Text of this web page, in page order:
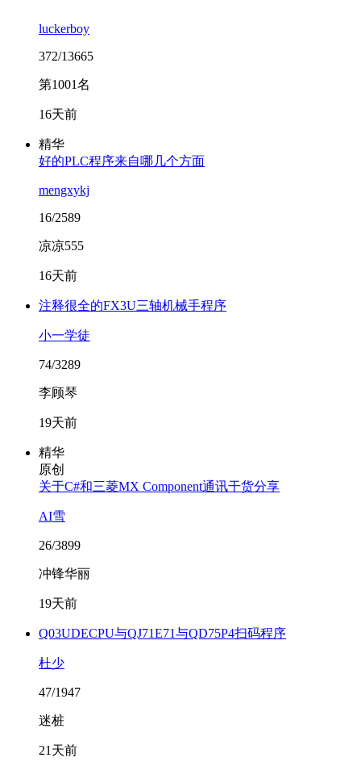
luckerboy
372/13665
第1001名
16天前
精华
好的PLC程序来自哪几个方面
mengxykj
16/2589
凉凉555
16天前
注释很全的FX3U三轴机械手程序
小一学徒
74/3289
李顾琴
19天前
精华
原创
关于C#和三菱MX Component通讯干货分享
AI雪
26/3899
冲锋华丽
19天前
Q03UDECPU与QJ71E71与QD75P4扫码程序
杜少
47/1947
迷桩
21天前